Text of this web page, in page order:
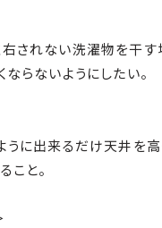
されない洗濯物を干す
ならないようにしたい。
うに出来るだけ天井を高
こと。